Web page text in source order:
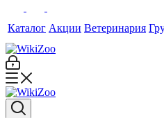
Каталог Акции Ветеринария